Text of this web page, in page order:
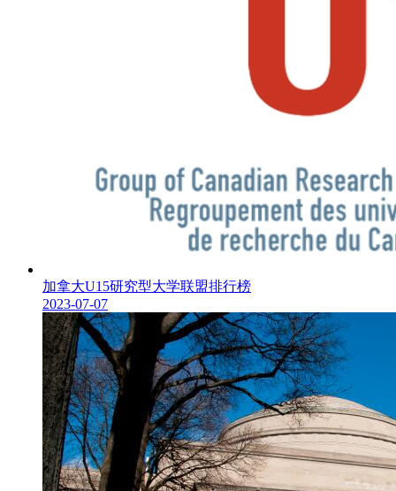
加拿大U15研究型大学联盟排行榜
2023-07-07